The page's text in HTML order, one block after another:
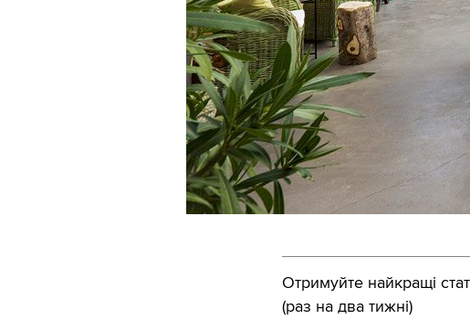
Отримуйте найкращі
(раз на два тижні)